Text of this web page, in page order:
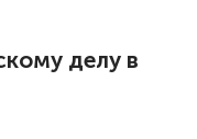
ЕГЭ по
Много
делу в